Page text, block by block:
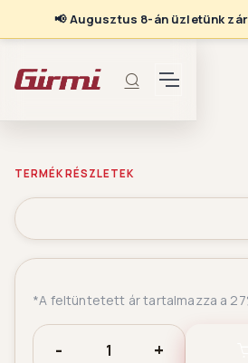
📢Augusztus 8-án üzletünk
TERMÉK RÉSZLETEK
*A feltüntetett ár tartalmazza a
- +